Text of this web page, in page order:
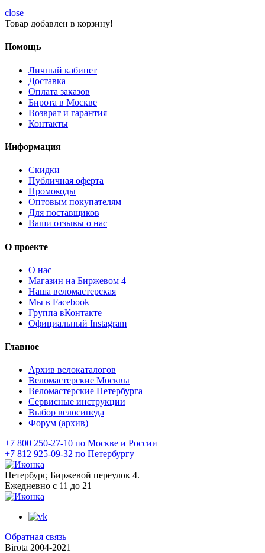
close
Товар добавлен в корзину!
Помощь
Личный кабинет
Доставка
Оплата заказов
Бирота в Москве
Возврат и гарантия
Контакты
Информация
Скидки
Публичная оферта
Промокоды
Оптовым покупателям
Для поставщиков
Ваши отзывы о нас
О проекте
О нас
Магазин на Биржевом 4
Наша веломастерская
Мы в Facebook
Группа вКонтакте
Официальный Instagram
Главное
Архив велокаталогов
Веломастерские Москвы
Веломастерские Петербурга
Сервисные инструкции
Выбор велосипеда
Форум (архив)
+7 800 250-27-10 по Москве и России
+7 812 925-09-32 по Петербургу
Петербург, Биржевой переулок 4.
Ежедневно с 11 до 21
Обратная связь
Birota 2004-2021